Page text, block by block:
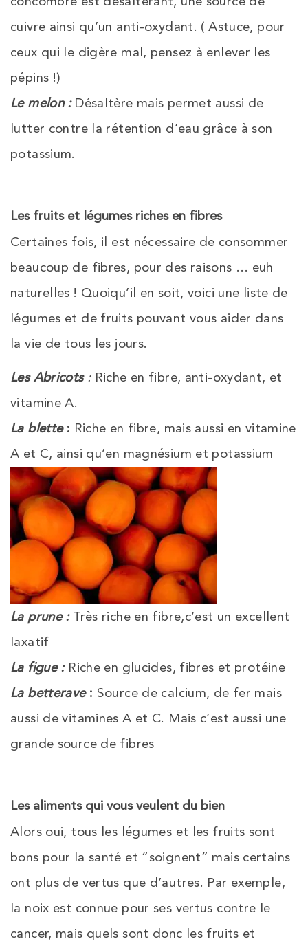
cuivre ainsi qu’un anti-oxydant. ( Astuce, pour
ceux qui le digère mal, pensez à enlever les
pépins !)
Le melon : Désaltère mais permet aussi de
lutter contre la rétention d’eau grâce à son
potassium.
Les fruits et légumes riches en fibres
Certaines fois, il est nécessaire de consommer
beaucoup de fibres, pour des raisons … euh
naturelles ! Quoiqu’il en soit, voici une liste de
légumes et de fruits pouvant vous aider dans
la vie de tous les jours.
Les Abricots:Riche en fibre, anti-oxydant, et
vitamine A.
La blette: Riche en fibre, mais aussi en vitamine
A et C, ainsi qu’en magnésium et potassium
La prune : Très riche en fibre,c’est un excellent
laxatif
La figue : Riche en glucides, fibres et protéine
La betterave: Source de calcium, de fer mais
aussi de vitamines A et C. Mais c’est aussi une
grande source de fibres
Les aliments qui vous veulent du bien
Alors oui, tous les légumes et les fruits sont
bons pour la santé et “soignent” mais certains
ont plus de vertus que d’autres. Par exemple,
la noix est connue pour ses vertus contre le
cancer, mais quels sont donc les fruits et